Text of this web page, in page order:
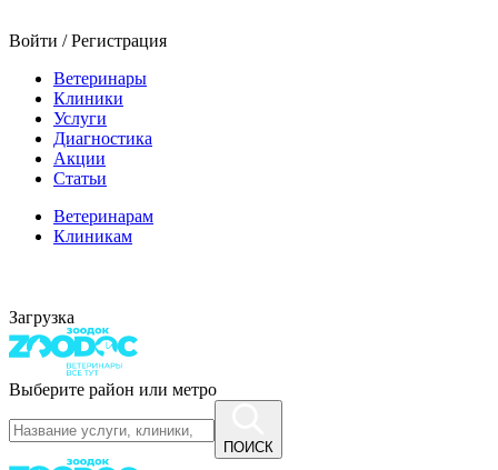
Войти / Регистрация
Ветеринары
Клиники
Услуги
Диагностика
Акции
Статьи
Ветеринарам
Клиникам
Загрузка
Выберите район или метро
ПОИСК